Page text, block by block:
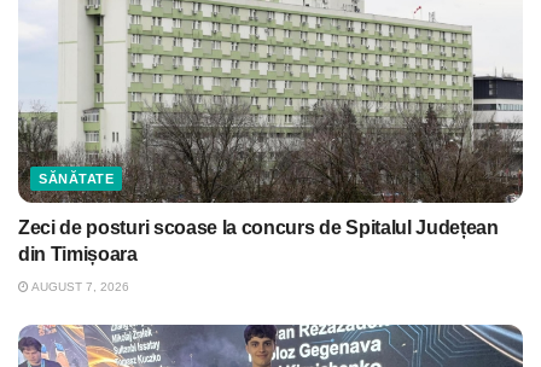
SĂNĂTATE
Zeci de posturi scoase la concurs de Spitalul Județean
din Timișoara
AUGUST 7, 2026